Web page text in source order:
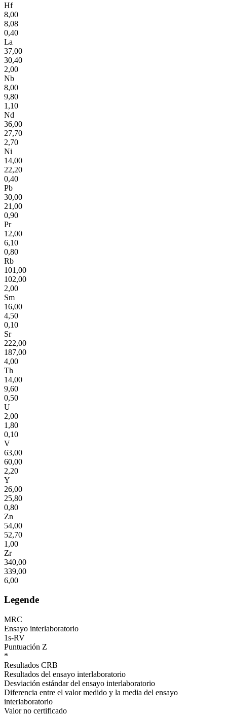
Hf
8,00
8,08
0,40
La
37,00
30,40
2,00
Nb
8,00
9,80
1,10
Nd
36,00
27,70
2,70
Ni
14,00
22,20
0,40
Pb
30,00
21,00
0,90
Pr
12,00
6,10
0,80
Rb
101,00
102,00
2,00
Sm
16,00
4,50
0,10
Sr
222,00
187,00
4,00
Th
14,00
9,60
0,50
U
2,00
1,80
0,10
V
63,00
60,00
2,20
Y
26,00
25,80
0,80
Zn
54,00
52,70
1,00
Zr
340,00
339,00
6,00
Legende
MRC
Ensayo interlaboratorio
1s-RV
Puntuación Z
*
Resultados CRB
Resultados del ensayo interlaboratorio
Desviación estándar del ensayo interlaboratorio
Diferencia entre el valor medido y la media del ensayo
interlaboratorio
Valor no certificado